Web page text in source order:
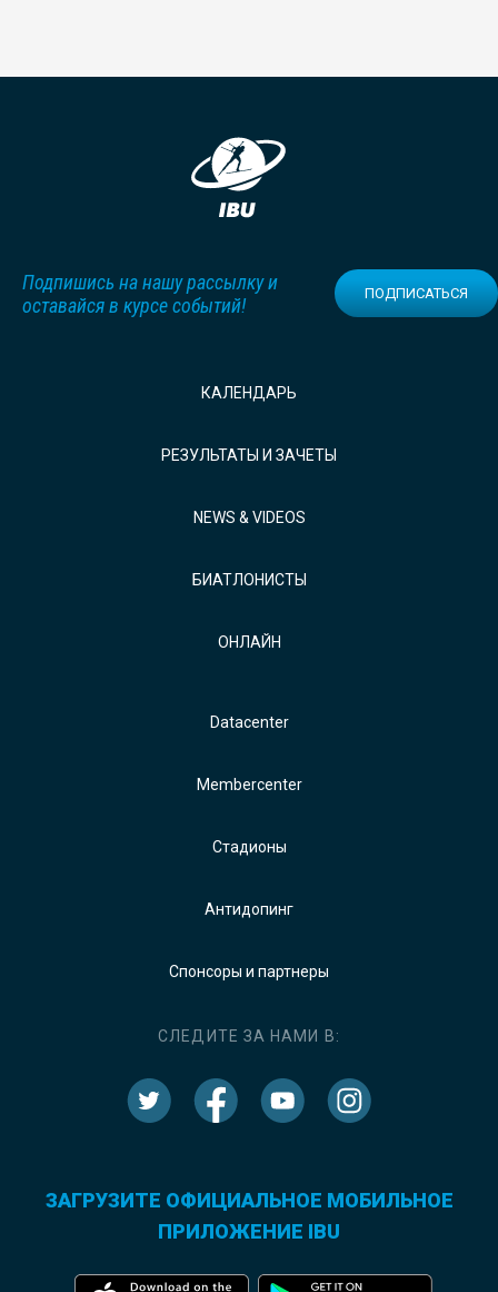
Подпишись на нашу рассылку и
оставайся в курсе событий!
ПОДПИСАТЬСЯ
КАЛЕНДАРЬ
РЕЗУЛЬТАТЫ И ЗАЧЕТЫ
NEWS & VIDEOS
БИАТЛОНИСТЫ
ОНЛАЙН
Datacenter
Membercenter
Стадионы
Антидопинг
Спонсоры и партнеры
СЛЕДИТЕ ЗА НАМИ В:
ЗАГРУЗИТЕ ОФИЦИАЛЬНОЕ МОБИЛЬНОЕ
ПРИЛОЖЕНИЕ IBU